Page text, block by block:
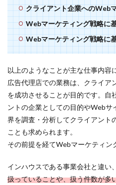
2
やり
がい
と厳
しさ
広告
代理
店
2.2
事業
会社
（イ
ンハ
ウ
3
向い
クライアント企業へのWeb
Webマーケティング戦略に
Webマーケティング戦略に
以上のようなことが主な仕事内容
広告代理店での業務は、クライア
を成功させることが目的です。自
ントの企業としての目的やWeb
界を調査・分析してクライアント
ことも求められます。
その前提を経てWebマーケティン
インハウスである事業会社と違い、
扱っていることや、扱う件数が多